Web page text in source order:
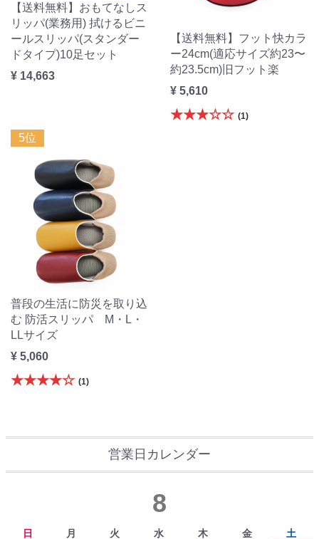
【送料無料】おもてなしス
リッパ(業務用) 拭けるビニ
ールスリッパ(スタンダー
ドタイプ)10足セット
¥ 14,663
【送料無料】フット快カラ
ー24cm(適応サイズ約23〜
約23.5cm)旧フット楽
¥ 5,610
★★★☆☆ (1)
5位
普段の生活に防災を取り込
む 防活スリッパ M・L・
LLサイズ
¥ 5,060
★★★★☆ (1)
営業日カレンダー
8
日 月 火 水 木 金
土